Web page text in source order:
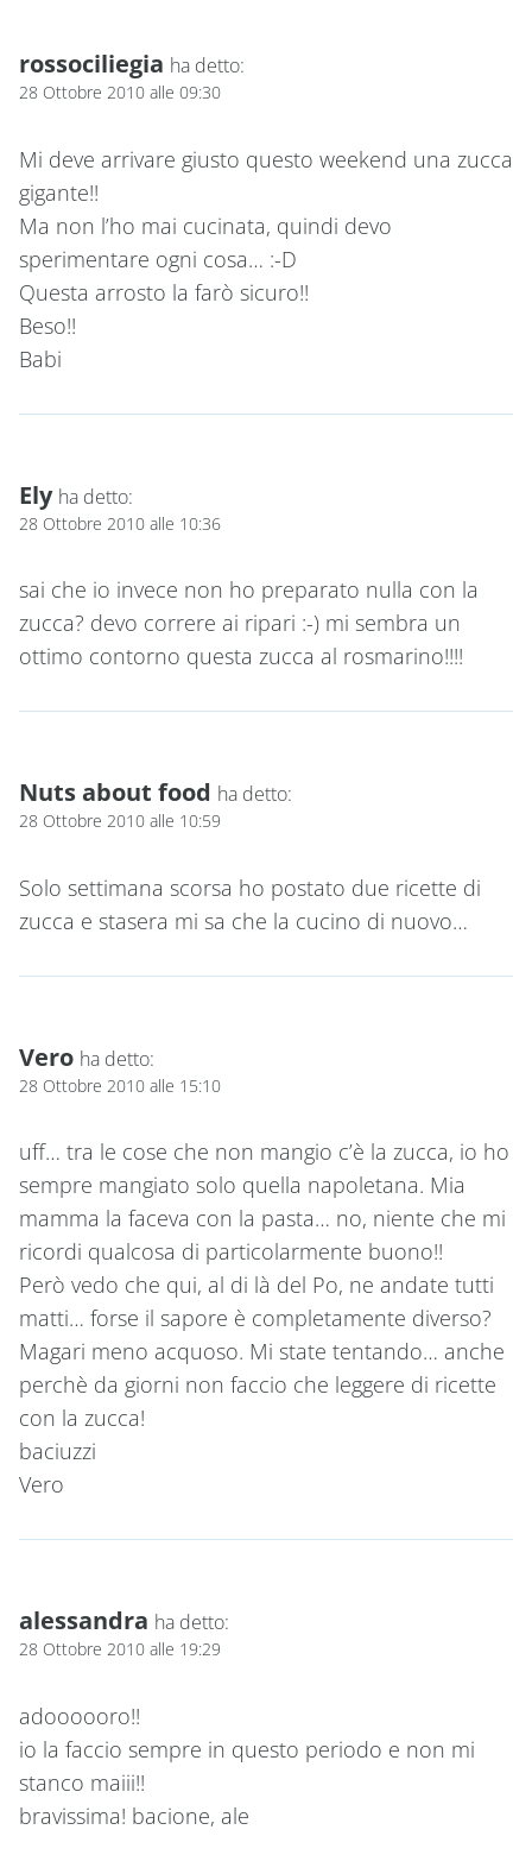
rossociliegia ha detto:
28 Ottobre 2010 alle 09:30
Mi deve arrivare giusto questo weekend una zucca
gigante!!
Ma non l’ho mai cucinata, quindi devo
sperimentare ogni cosa… :-D
Questa arrosto la farò sicuro!!
Beso!!
Babi
Ely ha detto:
28 Ottobre 2010 alle 10:36
sai che io invece non ho preparato nulla con la
zucca? devo correre ai ripari :-) mi sembra un
ottimo contorno questa zucca al rosmarino!!!!
Nuts about food ha detto:
28 Ottobre 2010 alle 10:59
Solo settimana scorsa ho postato due ricette di
zucca e stasera mi sa che la cucino di nuovo…
Vero ha detto:
28 Ottobre 2010 alle 15:10
uff… tra le cose che non mangio c’è la zucca, io ho
sempre mangiato solo quella napoletana. Mia
mamma la faceva con la pasta… no, niente che mi
ricordi qualcosa di particolarmente buono!!
Però vedo che qui, al di là del Po, ne andate tutti
matti… forse il sapore è completamente diverso?
Magari meno acquoso. Mi state tentando… anche
perchè da giorni non faccio che leggere di ricette
con la zucca!
baciuzzi
Vero
alessandra ha detto:
28 Ottobre 2010 alle 19:29
adoooooro!!
io la faccio sempre in questo periodo e non mi
stanco maiii!!
bravissima! bacione, ale